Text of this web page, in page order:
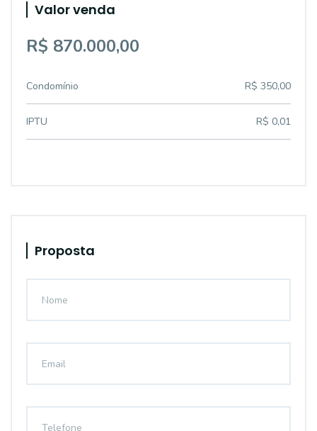
Valor venda
R$ 870.000,00
Condomínio R$ 350,00
IPTU R$ 0,01
Proposta